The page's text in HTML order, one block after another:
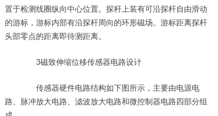
置于检测线圈纵向中心位置。探杆上装有可沿探杆自由滑动
的游标，游标内部有沿探杆周向的环形磁场。游标距离探杆
头部零点的距离即待测距离。
3磁致伸缩位移传感器电路设计
传感器硬件电路结构如下图所示，主要由电源电
路、脉冲放大电路、滤波放大电路和微控制器电路四部分组